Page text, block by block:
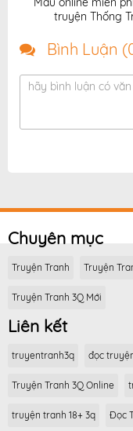
truyện Thống
Bình Luận (
hãy bình luận có
Chuyên mục
Truyện Tranh Truyện
Truyện Tranh 3Q Mới
Liên kết
truyentranh3q đọc
Truyện Tranh 3Q Online
truyện tranh 18+ 3q Đọc